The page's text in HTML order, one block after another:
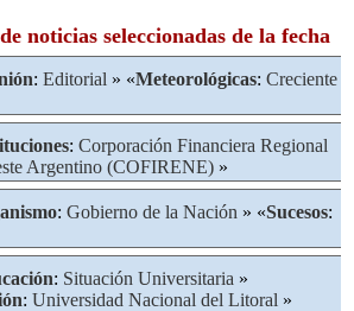
noticias seleccionadas de la fecha
: Editorial » «Meteorológicas: Creciente
: Corporación Financiera Regional
Argentino (COFIRENE) »
: Gobierno de la Nación » «Sucesos:
: Situación Universitaria »
: Universidad Nacional del Litoral »